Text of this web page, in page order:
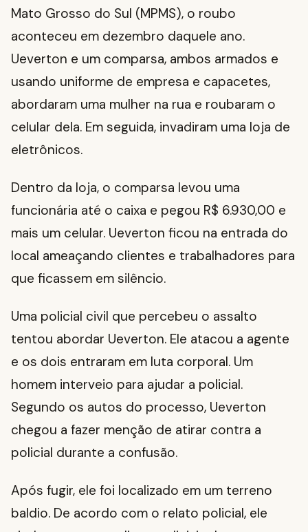
Mato Grosso do Sul (MPMS), o roubo
aconteceu em dezembro daquele ano.
Ueverton e um comparsa, ambos armados e
usando uniforme de empresa e capacetes,
abordaram uma mulher na rua e roubaram o
celular dela. Em seguida, invadiram uma loja de
eletrônicos.
Dentro da loja, o comparsa levou uma
funcionária até o caixa e pegou R$ 6.930,00 e
mais um celular. Ueverton ficou na entrada do
local ameaçando clientes e trabalhadores para
que ficassem em silêncio.
Uma policial civil que percebeu o assalto
tentou abordar Ueverton. Ele atacou a agente
e os dois entraram em luta corporal. Um
homem interveio para ajudar a policial.
Segundo os autos do processo, Ueverton
chegou a fazer menção de atirar contra a
policial durante a confusão.
Após fugir, ele foi localizado em um terreno
baldio. De acordo com o relato policial, ele